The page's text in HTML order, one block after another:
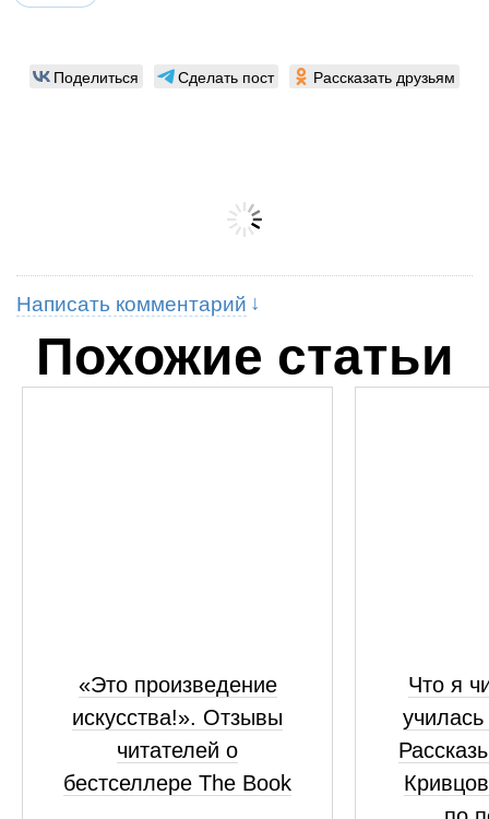
Поделиться Сделать пост Рассказать друзьям
Написать комментарий
Похожие статьи
«Это произведение
искусства!». Отзывы
читателей о
бестселлере The Book
Что я